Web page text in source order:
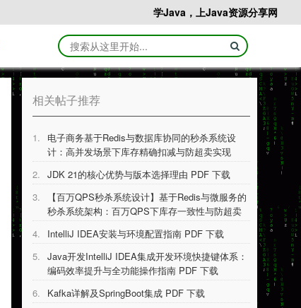
学Java，上Java资源分享网
相关帖子推荐
1.
电子商务基于Redis与数据库协同的秒杀系统设
计：高并发场景下库存精确扣减与防超卖实现
PDF 下载
2. JDK 21的核⼼优势与版本选择理由 PDF 下载
3.
【百万QPS秒杀系统设计】基于Redis与微服务的
秒杀系统架构：百万QPS下库存一致性与防超卖
技术实现 PDF 下载
4.
IntelliJ IDEA安装与环境配置指南 PDF 下载
5. Java开发IntelliJ IDEA集成开发环境快捷键体系：
编码效率提升与全功能操作指南 PDF 下载
6.
Kafka详解及SpringBoot集成 PDF 下载